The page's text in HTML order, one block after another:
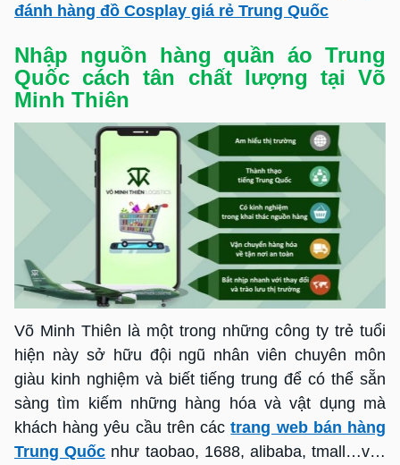
đánh hàng đồ Cosplay giá rẻ Trung Quốc
Nhập nguồn hàng quần áo Trung
Quốc cách tân chất lượng tại Võ
Minh Thiên
Võ Minh Thiên là một trong những công ty trẻ tuổi
hiện này sở hữu đội ngũ nhân viên chuyên môn
giàu kinh nghiệm và biết tiếng trung để có thể sẵn
sàng tìm kiếm những hàng hóa và vật dụng mà
khách hàng yêu cầu trên cáctrang web bán hàng
Trung Quốc như taobao, 1688, alibaba, tmall…v…